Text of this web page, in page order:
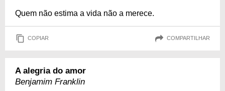
Quem não estima a vida não a merece.
COPIAR COMPARTILHAR
A alegria do amor
Benjamim Franklin